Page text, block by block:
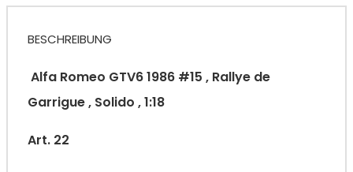
BESCHREIBUNG
Alfa Romeo GTV6 1986 #15 , Rallye de
Garrigue , Solido , 1:18
Art. 22